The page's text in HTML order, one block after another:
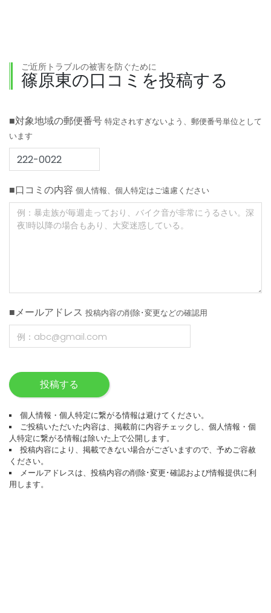
ご近所トラブルの被害を防ぐために
篠原東の口コミを投稿する
■対象地域の郵便番号 特定されすぎないよう、郵便番号単位として
います
■口コミの内容 個人情報、個人特定はご遠慮ください
■メールアドレス 投稿内容の削除･変更などの確認用
投稿する
個人情報・個人特定に繋がる情報は避けてください。
ご投稿いただいた内容は、掲載前に内容チェックし、個人情報・個
人特定に繋がる情報は除いた上で公開します。
投稿内容により、掲載できない場合がございますので、予めご容赦
ください。
メールアドレスは、投稿内容の削除･変更･確認および情報提供に利
用します。